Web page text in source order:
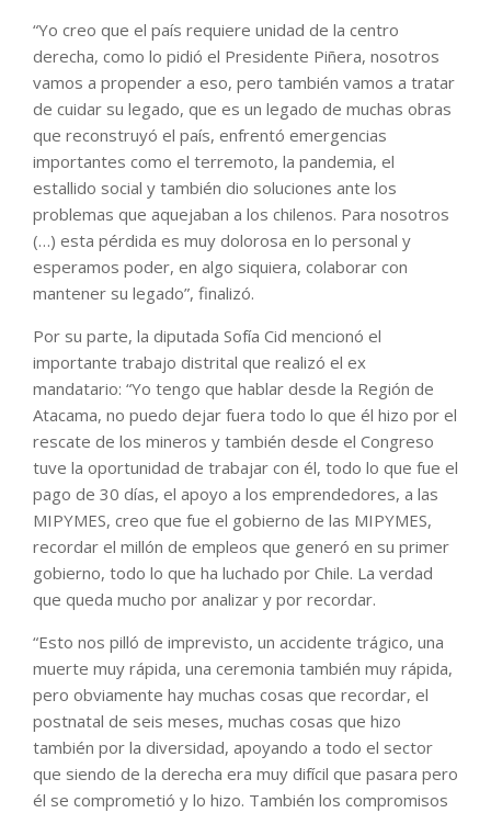
“Yo creo que el país requiere unidad de la centro
derecha, como lo pidió el Presidente Piñera, nosotros
vamos a propender a eso, pero también vamos a tratar
de cuidar su legado, que es un legado de muchas obras
que reconstruyó el país, enfrentó emergencias
importantes como el terremoto, la pandemia, el
estallido social y también dio soluciones ante los
problemas que aquejaban a los chilenos. Para nosotros
(…) esta pérdida es muy dolorosa en lo personal y
esperamos poder, en algo siquiera, colaborar con
mantener su legado”, finalizó.
Por su parte, la diputada Sofía Cid mencionó el
importante trabajo distrital que realizó el ex
mandatario: “Yo tengo que hablar desde la Región de
Atacama, no puedo dejar fuera todo lo que él hizo por el
rescate de los mineros y también desde el Congreso
tuve la oportunidad de trabajar con él, todo lo que fue el
pago de 30 días, el apoyo a los emprendedores, a las
MIPYMES, creo que fue el gobierno de las MIPYMES,
recordar el millón de empleos que generó en su primer
gobierno, todo lo que ha luchado por Chile. La verdad
que queda mucho por analizar y por recordar.
“Esto nos pilló de imprevisto, un accidente trágico, una
muerte muy rápida, una ceremonia también muy rápida,
pero obviamente hay muchas cosas que recordar, el
postnatal de seis meses, muchas cosas que hizo
también por la diversidad, apoyando a todo el sector
que siendo de la derecha era muy difícil que pasara pero
él se comprometió y lo hizo. También los compromisos